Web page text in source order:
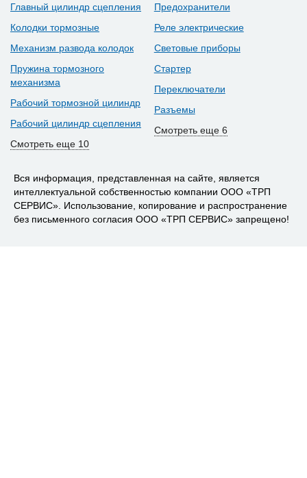
Главный цилиндр сцепления
Колодки тормозные
Механизм развода колодок
Пружина тормозного
механизма
Рабочий тормозной цилиндр
Рабочий цилиндр сцепления
Смотреть еще 10
Предохранители
Реле электрические
Световые приборы
Стартер
Переключатели
Разъемы
Смотреть еще 6
Вся информация, представленная на сайте, является
интеллектуальной собственностью компании ООО «ТРП
СЕРВИС». Использование, копирование и распространение
без письменного согласия ООО «ТРП СЕРВИС» запрещено!